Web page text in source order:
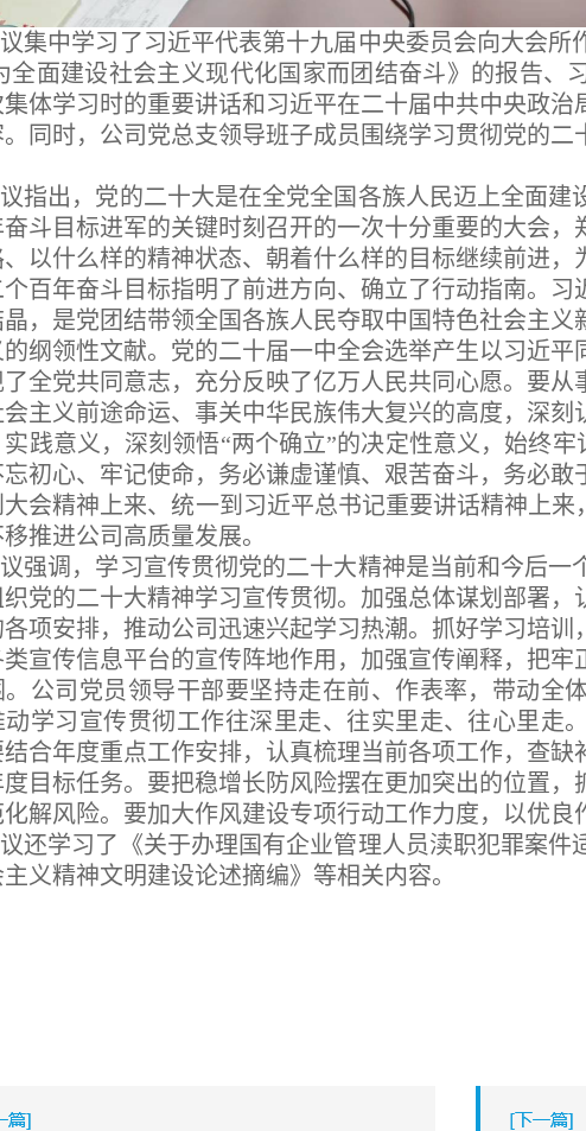
集中学习了习近平代表第十九届中央委员会向大会所
全面建设社会主义现代化国家而团结奋斗》的报告、
体学习时的重要讲话和习近平在二十届中共中央政
同时，公司党总支领导班子成员围绕学习贯彻党的
指出，党的二十大是在全党全国各族人民迈上全面建
斗目标进军的关键时刻召开的一次十分重要的大会
以什么样的精神状态、朝着什么样的目标继续前进
百年奋斗目标指明了前进方向、确立了行动指南。
，是党团结带领全国各族人民夺取中国特色社会主
纲领性文献。党的二十届一中全会选举产生以习近
全党共同意志，充分反映了亿万人民共同心愿。要从
主义前途命运、事关中华民族伟大复兴的高度，深
践意义，深刻领悟“两个确立”的决定性意义，始终牢
初心、牢记使命，务必谦虚谨慎、艰苦奋斗，务必
会精神上来、统一到习近平总书记重要讲话精神上来
推进公司高质量发展。
强调，学习宣传贯彻党的二十大精神是当前和今后一
党的二十大精神学习宣传贯彻。加强总体谋划部署
项安排，推动公司迅速兴起学习热潮。抓好学习培
宣传信息平台的宣传阵地作用，加强宣传阐释，把
。公司党员领导干部要坚持走在前、作表率，带动全
动学习宣传贯彻工作往深里走、往实里走、往心里走
合年度重点工作安排，认真梳理当前各项工作，查
目标任务。要把稳增长防风险摆在更加突出的位置
解风险。要加大作风建设专项行动工作力度，以优良
还学习了《关于办理国有企业管理人员渎职犯罪案件
义精神文明建设论述摘编》等相关内容。